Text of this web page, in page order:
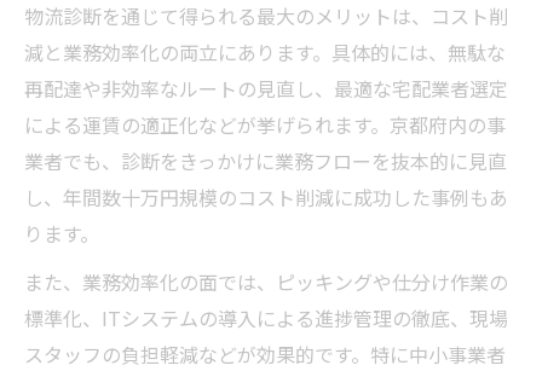
物流診断を通じて得られる最大のメリットは、コスト削
減と業務効率化の両立にあります。具体的には、無駄な
再配達や非効率なルートの見直し、最適な宅配業者選定
による運賃の適正化などが挙げられます。京都府内の事
業者でも、診断をきっかけに業務フローを抜本的に見直
し、年間数十万円規模のコスト削減に成功した事例もあ
ります。
また、業務効率化の面では、ピッキングや仕分け作業の
標準化、ITシステムの導入による進捗管理の徹底、現場
スタッフの負担軽減などが効果的です。特に中小事業者